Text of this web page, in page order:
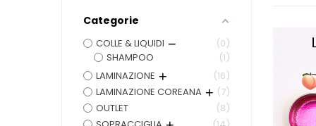
Categorie
COLLE & LIQUIDI
0
SHAMPOO
1
LAMINAZIONE
16
LAMINAZIONE COREANA
7
OUTLET
8